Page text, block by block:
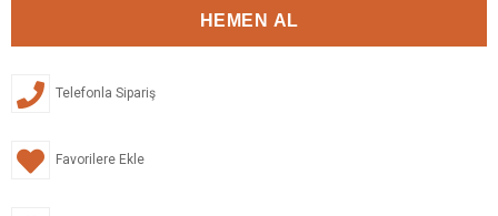
Telefonla Sipariş
Favorilere Ekle